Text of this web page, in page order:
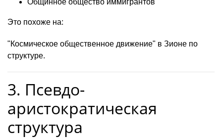
Общинное общество иммигрантов
Это похоже на:
"Космическое общественное движение" в Зионе по
структуре.
3. Псевдо-
аристократическая
структура